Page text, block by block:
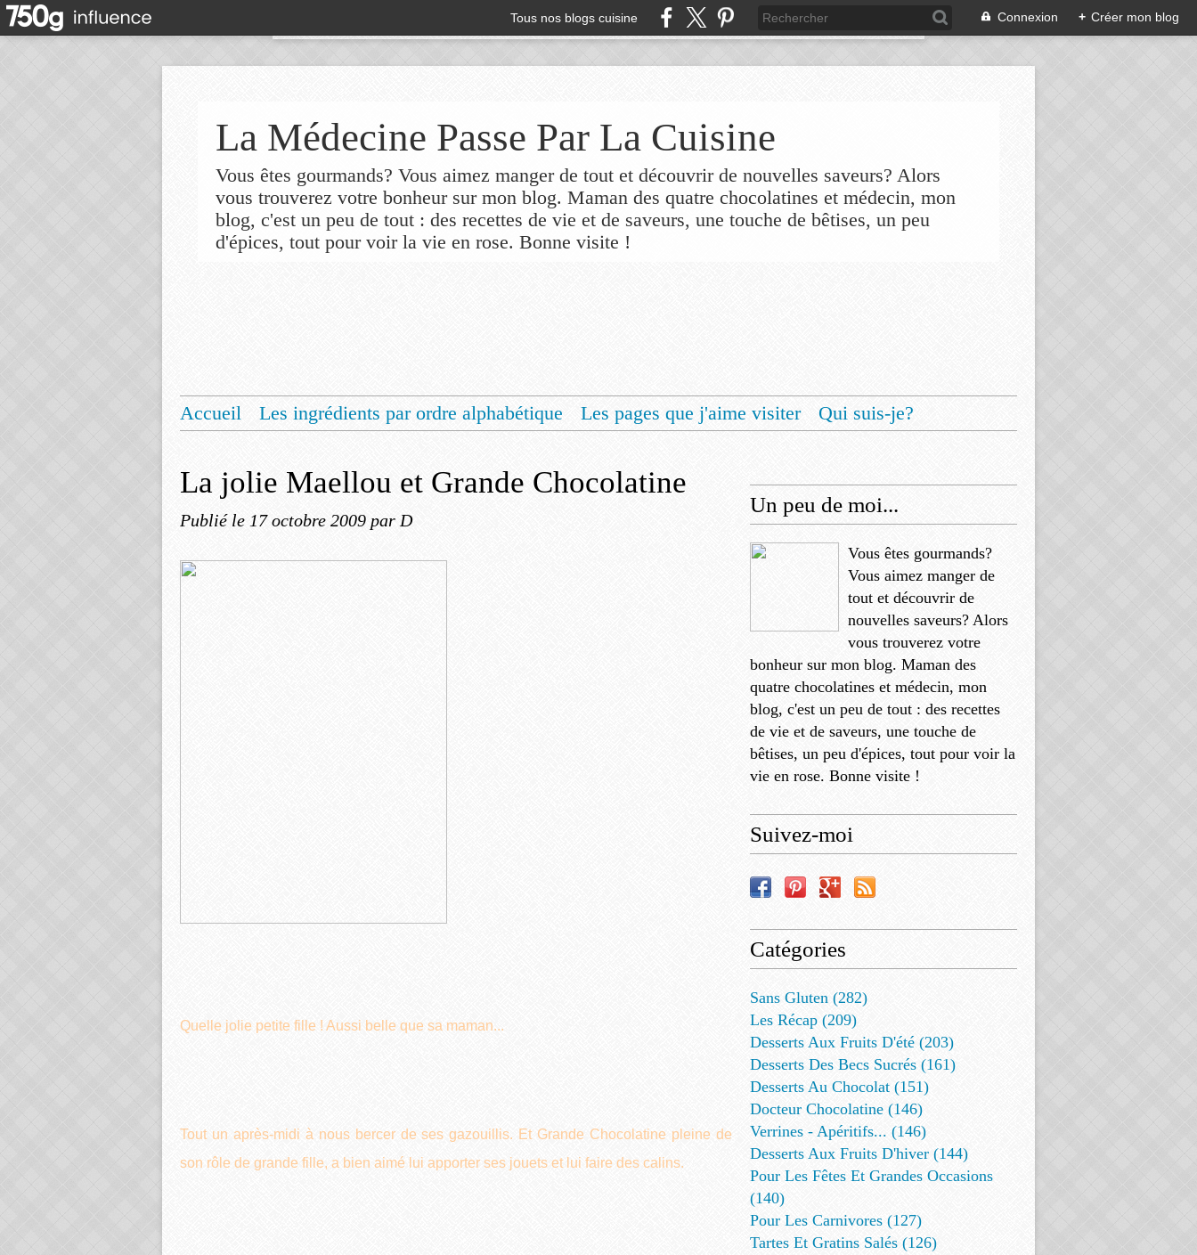
Tous nos blogs cuisine Connexion + Créer mon blog
La Médecine Passe Par La Cuisine
Vous êtes gourmands? Vous aimez manger de tout et découvrir de nouvelles saveurs? Alors
vous trouverez votre bonheur sur mon blog. Maman des quatre chocolatines et médecin, mon
blog, c'est un peu de tout : des recettes de vie et de saveurs, une touche de bêtises, un peu
d'épices, tout pour voir la vie en rose. Bonne visite !
Accueil Les ingrédients par ordre alphabétique Les pages que j'aime visiter
Qui suis-je?
La jolie Maellou et Grande Chocolatine
Publié le 17 octobre 2009 par D
Quelle jolie petite fille ! Aussi belle que sa maman...
Tout un après-midi à nous bercer de ses gazouillis. Et Grande Chocolatine pleine de
son rôle de grande fille, a bien aimé lui apporter ses jouets et lui faire des calins.
Un peu de moi...
Vous êtes gourmands?
Vous aimez manger de
tout et découvrir de
nouvelles saveurs? Alors
vous trouverez votre
bonheur sur mon blog. Maman des
quatre chocolatines et médecin, mon
blog, c'est un peu de tout : des recettes
de vie et de saveurs, une touche de
bêtises, un peu d'épices, tout pour voir la
vie en rose. Bonne visite !
Suivez-moi
Catégories
Sans Gluten (282)
Les Récap (209)
Desserts Aux Fruits D'été (203)
Desserts Des Becs Sucrés (161)
Desserts Au Chocolat (151)
Docteur Chocolatine (146)
Verrines - Apéritifs... (146)
Desserts Aux Fruits D'hiver (144)
Pour Les Fêtes Et Grandes Occasions
(140)
Pour Les Carnivores (127)
Tartes Et Gratins Salés (126)